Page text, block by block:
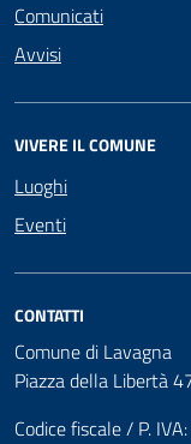
Comunicati
Avvisi
VIVERE IL COMUNE
Luoghi
Eventi
CONTATTI
Comune di Lavagna
Piazza della Libertà
Codice fiscale / P.